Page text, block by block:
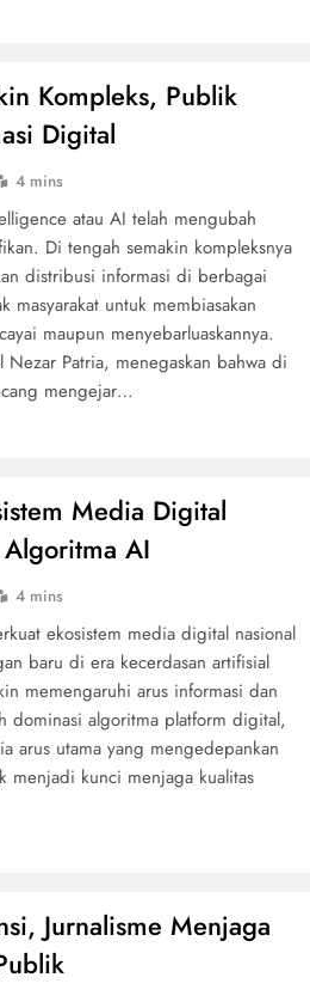
Kompleks, Publik
Digital
4 mins
atau AI telah mengubah
Di tengah semakin kompleksnya
distribusi informasi di berbagai
untuk membiasakan
maupun menyebarluaskannya.
Patria, menegaskan bahwa di
mengejar…
Media Digital
AI
4 mins
ekosistem media digital nasional
baru di era kecerdasan artifisial
memengaruhi arus informasi dan
algoritma platform digital,
arus utama yang mengedepankan
menjadi kunci menjaga kualitas
Jurnalisme Menjaga